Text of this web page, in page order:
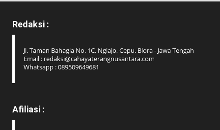
Redaksi :
Jl. Taman Bahagia No. 1C, Nglajo, Cepu. Blora - Jawa Tengah
Email : redaksi@cahayaterangnusantara.com
Whatsapp : 089509649681
Afiliasi :